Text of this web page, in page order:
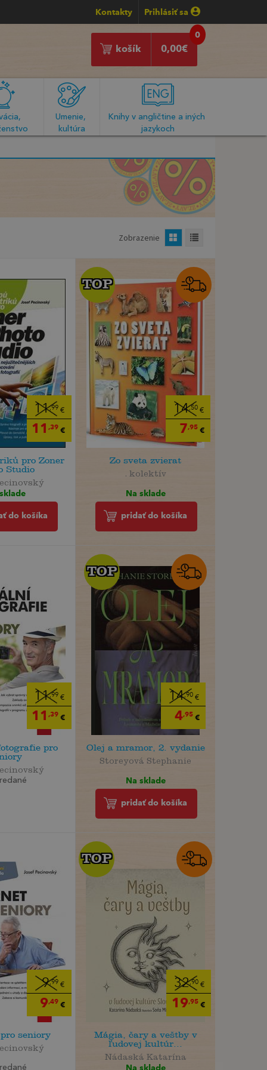
Kontakty Prihlásiť sa
0
0,00€
košík
Umenie,
kultúra
Knihy v angličtine a iných
jazykoch
Zobrazenie
11,99 €
11 ,39 €
pro Zoner
Studio
do košíka
11,99 €
11 ,39 €
pro
9,99 €
9,49 €
seniory
14,50€
7,95€
TOP
TOP
Zo sveta zvierat
. kolektív
Na sklade
pridať do košíka
14,90€
4,95€
TOP
TOP
Olej a mramor, 2. vydanie
Storeyová Stephanie
Na sklade
pridať do košíka
32,90€
19,95€
TOP
TOP
Mágia, čary a veštby v
ľudovej kultúr...
Nádaská Katarína
Na sklade